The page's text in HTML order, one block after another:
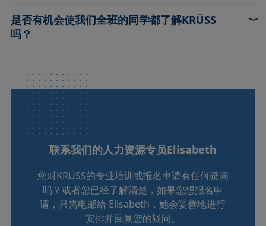
的工作方式，并会抽出时间与您沟通。
当然，你不必通过我们的营销广告获得关于KRÜSS的信
息。可以从我们见习的和训练有素的同事的角度来了解我
是否有机会使我们全班的同学都了解KRÜSS
吗？
当然可以。和您的老师沟通，然后通过老师和Elisabeth取
得联系。您将了解现代高科技公司的组织方式，会见我们
的培训师，并与当前和以前的见习生交谈。
联系我们的人力资源专员Elisabeth
您对KRÜSS的专业培训或报名申请有任何疑问
吗？或者您已经了解清楚，如果您想报名申
请，只需电邮给 Elisabeth，她会妥善地进行
安排并回复您的疑问。